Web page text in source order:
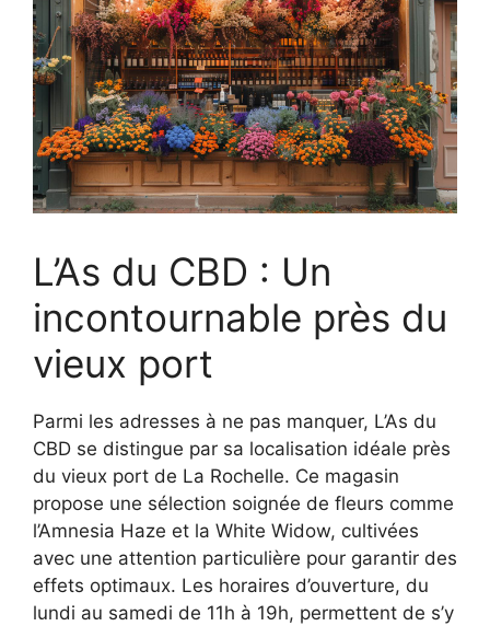
L’As du CBD : Un
incontournable près du
vieux port
Parmi les adresses à ne pas manquer, L’As du
CBD se distingue par sa localisation idéale près
du vieux port de La Rochelle. Ce magasin
propose une sélection soignée de fleurs comme
l’Amnesia Haze et la White Widow, cultivées
avec une attention particulière pour garantir des
effets optimaux. Les horaires d’ouverture, du
lundi au samedi de 11h à 19h, permettent de s’y